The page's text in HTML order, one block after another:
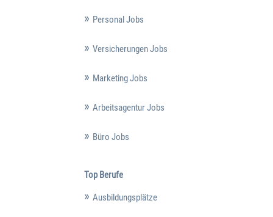
Personal Jobs
Versicherungen Jobs
Marketing Jobs
Arbeitsagentur Jobs
Büro Jobs
Top Berufe
Ausbildungsplätze